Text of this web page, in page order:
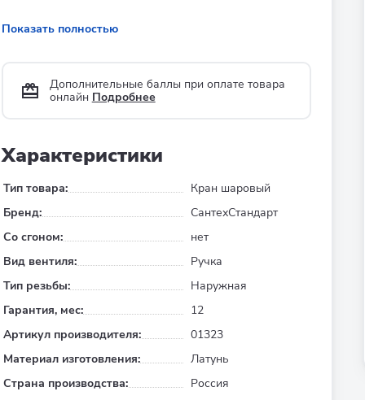
Показать полностью
Дополнительные баллы при оплате товара
онлайн Подробнее
Характеристики
Тип товара:
Кран шаровый
Бренд:
СантехСтандарт
Со сгоном:
нет
Вид вентиля:
Ручка
Тип резьбы:
Наружная
Гарантия, мес:
12
Артикул производителя:
01323
Материал изготовления:
Латунь
Страна производства:
Россия